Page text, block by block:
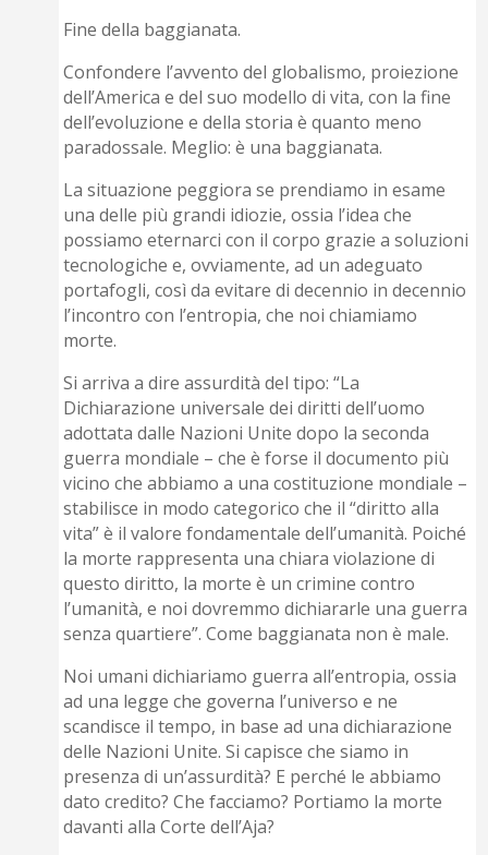
Fine della baggianata.
Confondere l’avvento del globalismo, proiezione
dell’America e del suo modello di vita, con la fine
dell’evoluzione e della storia è quanto meno
paradossale. Meglio: è una baggianata.
La situazione peggiora se prendiamo in esame
una delle più grandi idiozie, ossia l’idea che
possiamo eternarci con il corpo grazie a soluzioni
tecnologiche e, ovviamente, ad un adeguato
portafogli, così da evitare di decennio in decennio
l’incontro con l’entropia, che noi chiamiamo
morte.
Si arriva a dire assurdità del tipo: “La
Dichiarazione universale dei diritti dell’uomo
adottata dalle Nazioni Unite dopo la seconda
guerra mondiale – che è forse il documento più
vicino che abbiamo a una costituzione mondiale –
stabilisce in modo categorico che il “diritto alla
vita” è il valore fondamentale dell’umanità. Poiché
la morte rappresenta una chiara violazione di
questo diritto, la morte è un crimine contro
l’umanità, e noi dovremmo dichiararle una guerra
senza quartiere”. Come baggianata non è male.
Noi umani dichiariamo guerra all’entropia, ossia
ad una legge che governa l’universo e ne
scandisce il tempo, in base ad una dichiarazione
delle Nazioni Unite. Si capisce che siamo in
presenza di un’assurdità? E perché le abbiamo
dato credito? Che facciamo? Portiamo la morte
davanti alla Corte dell’Aja?